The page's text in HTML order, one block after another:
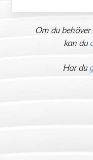
Om du
kan du
Har du